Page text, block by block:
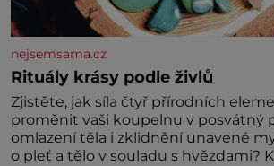
nejsemsama.cz
Rituály krásy podle živlů
Zjistěte, jak síla čtyř přírodních
proměnit vaši koupelnu v posvátný
omlazení těla i zklidnění unavené
o pleť a tělo v souladu s hvězdami?